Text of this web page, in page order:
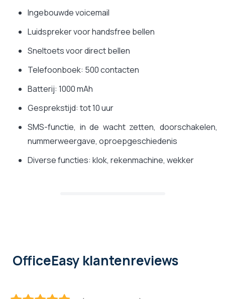
Ingebouwde voicemail
Luidspreker voor handsfree bellen
Sneltoets voor direct bellen
Telefoonboek: 500 contacten
Batterij: 1000 mAh
Gesprekstijd: tot 10 uur
SMS-functie, in de wacht zetten, doorschakelen,
nummerweergave, oproepgeschiedenis
Diverse functies: klok, rekenmachine, wekker
OfficeEasy klantenreviews